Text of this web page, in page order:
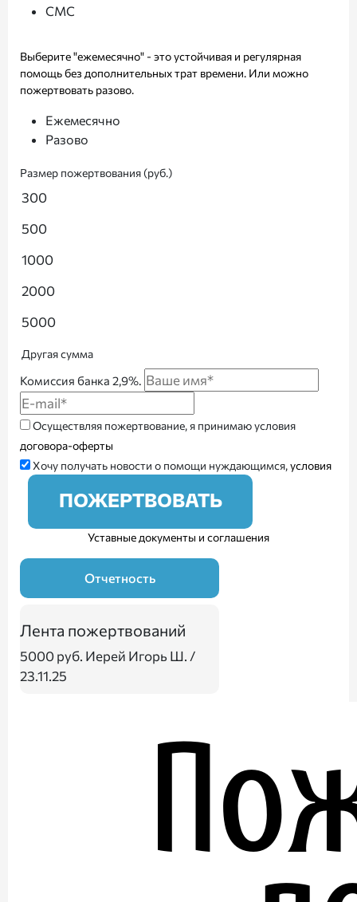
СМС
Выберите "ежемесячно" - это устойчивая и регулярная
помощь без дополнительных трат времени. Или можно
пожертвовать разово.
Ежемесячно
Разово
Размер пожертвования (руб.)
300
500
1000
2000
5000
Другая сумма
Комиссия банка 2,9%.
Осуществляя пожертвование, я принимаю условия
договора-оферты
Хочу получать новости о помощи нуждающимся,условия
ПОЖЕРТВОВАТЬ
Уставные документы и соглашения
Отчетность
Лента пожертвований
5000 руб. Иерей Игорь Ш. /
23.11.25